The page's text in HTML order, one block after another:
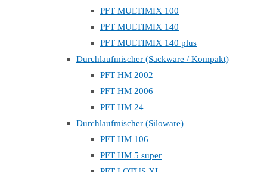
PFT MULTIMIX 100
PFT MULTIMIX 140
PFT MULTIMIX 140 plus
Durchlaufmischer (Sackware / Kompakt)
PFT HM 2002
PFT HM 2006
PFT HM 24
Durchlaufmischer (Siloware)
PFT HM 106
PFT HM 5 super